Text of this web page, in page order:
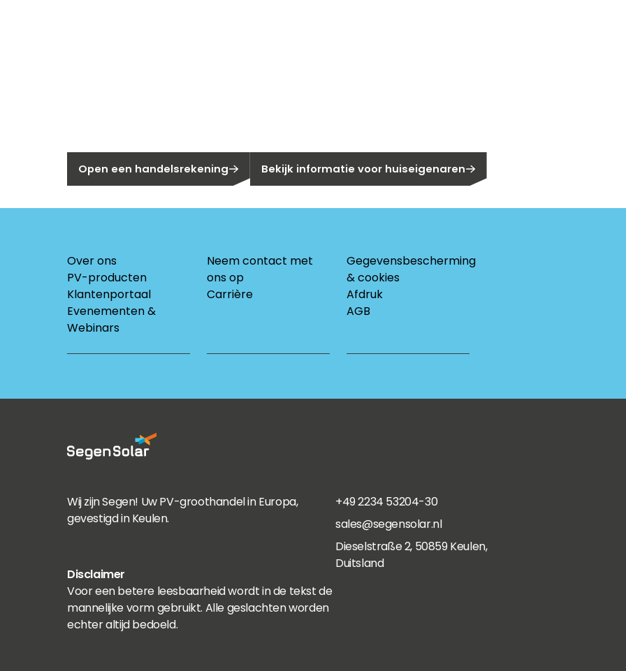
Open een handelsrekening Bekijk informatie voor huiseigenaren
Over ons
PV-producten
Klantenportaal
Evenementen &
Webinars
Neem contact met
ons op
Carrière
Gegevensbescherming
& cookies
Afdruk
AGB
Wij zijn Segen! Uw PV-groothandel in Europa,
gevestigd in Keulen.
Disclaimer
Voor een betere leesbaarheid wordt in de tekst de
mannelijke vorm gebruikt. Alle geslachten worden
echter altijd bedoeld.
+49 2234 53204-30
sales@segensolar.nl
Dieselstraße 2, 50859 Keulen,
Duitsland